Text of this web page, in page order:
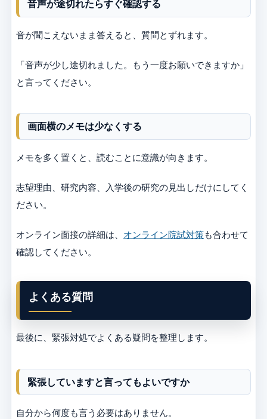
音声が途切れたらすぐ確認する
音が聞こえないまま答えると、質問とずれます。
「音声が少し途切れました。もう一度お願いできますか」
と言ってください。
画面横のメモは少なくする
メモを多く置くと、読むことに意識が向きます。
志望理由、研究内容、入学後の研究の見出しだけにしてく
ださい。
オンライン面接の詳細は、 オンライン院試対策も合わせて
確認してください。
よくある質問
最後に、緊張対処でよくある疑問を整理します。
緊張していますと言ってもよいですか
自分から何度も言う必要はありません。